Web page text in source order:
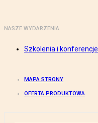
NASZE WYDARZENIA
Szkolenia i konferencje
MAPA STRONY
OFERTA PRODUKTOWA